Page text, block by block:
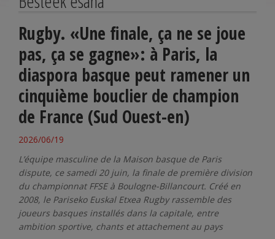
Rugby. «Une finale, ça ne se joue
pas, ça se gagne»: à Paris, la
diaspora basque peut ramener un
cinquième bouclier de champion
de France (Sud Ouest-en)
2026/06/19
L’équipe masculine de la Maison basque de Paris
dispute, ce samedi 20 juin, la finale de première division
du championnat FFSE à Boulogne-Billancourt. Créé en
2008, le Pariseko Euskal Etxea Rugby rassemble des
joueurs basques installés dans la capitale, entre
ambition sportive, chants et attachement au pays